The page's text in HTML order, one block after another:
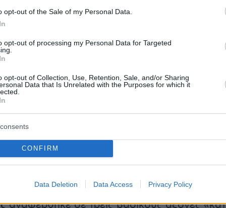
opt-out of the Sale of my Personal Data.
opt-out of processing my Personal Data for Targeted
opt-out of Collection, Use, Retention, Sale, and/or Sharing
Data that Is Unrelated with the Purposes for which it
CONFIRM
Data Deletion Data Access Privacy Policy
να δηλωθεί το αληθές».
ανέφερε ότι «από τη αρχή της
ειδική μέριμνα για τους πιο ευάλωτους για να
κοινωνία από τις πολλές κρίσεις που
να διατηρήσουμε την κοινωνική συνοχή.
πολιτική η βελτίωση των εισοδημάτων σε
λέγοντας ότι «η ενίσχυση των εισοδημάτων
επενδύσεις παραμένουν οι κυρίαρχες
της κυβέρνησης».
προέλευση του υπερπλεονάσματος ο Θ.
αναφέρθηκε σε τρεις βασικούς άξονες